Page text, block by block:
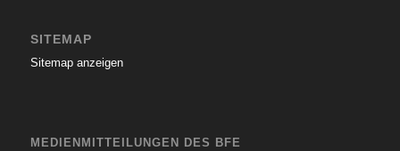
SITEMAP
Sitemap anzeigen
MEDIENMITTEILUNGEN DES BFE